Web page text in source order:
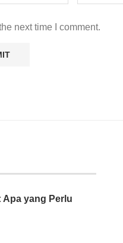
next time I comment.
Apa yang Perlu